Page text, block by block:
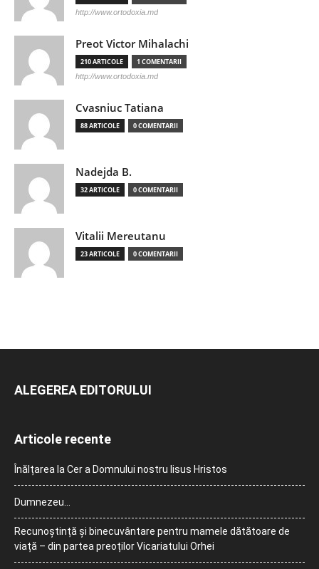
http://www.ortodoxia.md
Preot Victor Mihalachi
210 ARTICOLE 1 COMENTARII
http://www.ortodoxia.md
Cvasniuc Tatiana
88 ARTICOLE 0 COMENTARII
Nadejda B.
32 ARTICOLE 0 COMENTARII
Vitalii Mereutanu
23 ARTICOLE 0 COMENTARII
ALEGEREA EDITORULUI
Articole recente
Înălțarea la Cer a Domnului nostru Iisus Hristos
Dumnezeu…
Recunoștință și binecuvântare pentru mamele dătătoare de
viață – din partea preoților Vicariatului Orhei